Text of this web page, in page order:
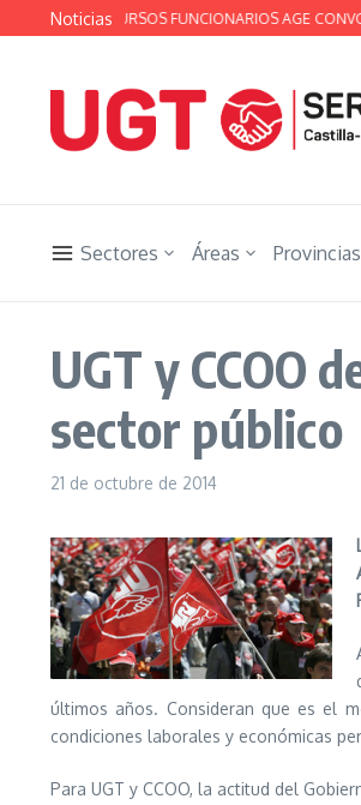
Saltar al contenido
Noticias
DE CONCURSOS FUNCIONARIOS AGE
Sectores Áreas Provincias
UGT y CCOO
sector público
21 de octubre de 2014
últimos años. Consideran que es el
condiciones laborales y económicas
Para UGT y CCOO, la actitud del